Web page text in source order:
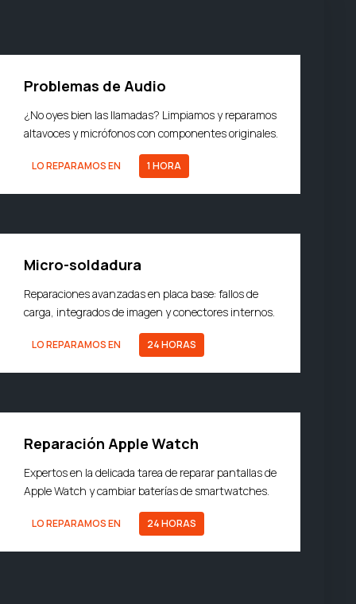
Problemas de Audio
¿No oyes bien las llamadas? Limpiamos y reparamos
altavoces y micrófonos con componentes originales.
LO REPARAMOS EN 1 HORA
Micro-soldadura
Reparaciones avanzadas en placa base: fallos de
carga, integrados de imagen y conectores internos.
LO REPARAMOS EN 24 HORAS
Reparación Apple Watch
Expertos en la delicada tarea de reparar pantallas de
Apple Watch y cambiar baterías de smartwatches.
LO REPARAMOS EN 24 HORAS